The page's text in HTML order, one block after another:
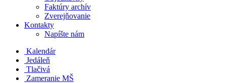
Faktúry archív
Zverejňovanie
Kontakty
Napíšte nám
Kalendár
Jedáleň
Tlačivá
Zameranie MŠ